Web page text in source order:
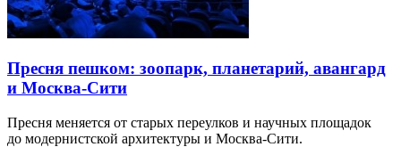
Пресня пешком: зоопарк, планетарий, авангард
и Москва-Сити
Пресня меняется от старых переулков и научных площадок
до модернистской архитектуры и Москва-Сити.